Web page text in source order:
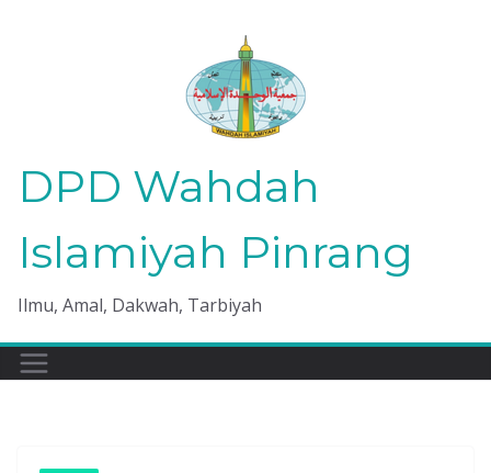
DPD Wahdah
Islamiyah Pinrang
Ilmu, Amal, Dakwah, Tarbiyah